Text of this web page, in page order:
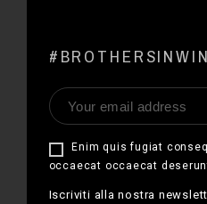
Enim quis fugiat
occaecat occaecat
Iscriviti alla nostra